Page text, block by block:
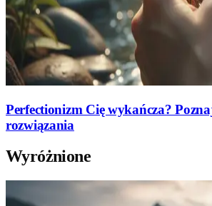
Perfectionizm Cię wykańcza?
rozwiązania
Wyróżnione